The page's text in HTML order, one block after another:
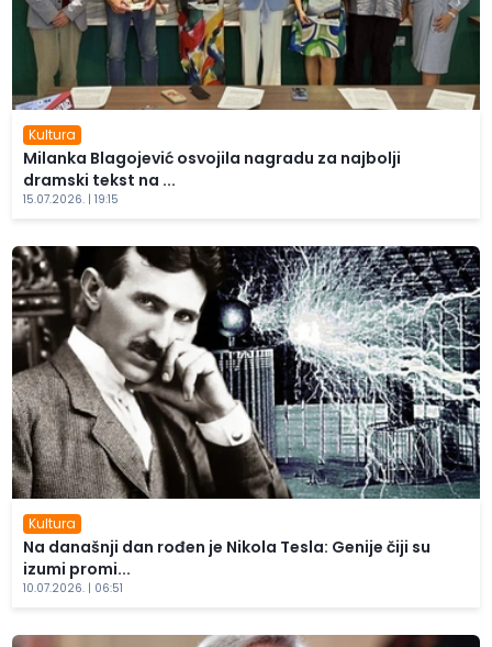
Kultura
Milanka Blagojević osvojila nagradu za najbolji
dramski tekst na ...
15.07.2026. | 19:15
Kultura
Na današnji dan rođen je Nikola Tesla: Genije čiji su
izumi promi...
10.07.2026. | 06:51